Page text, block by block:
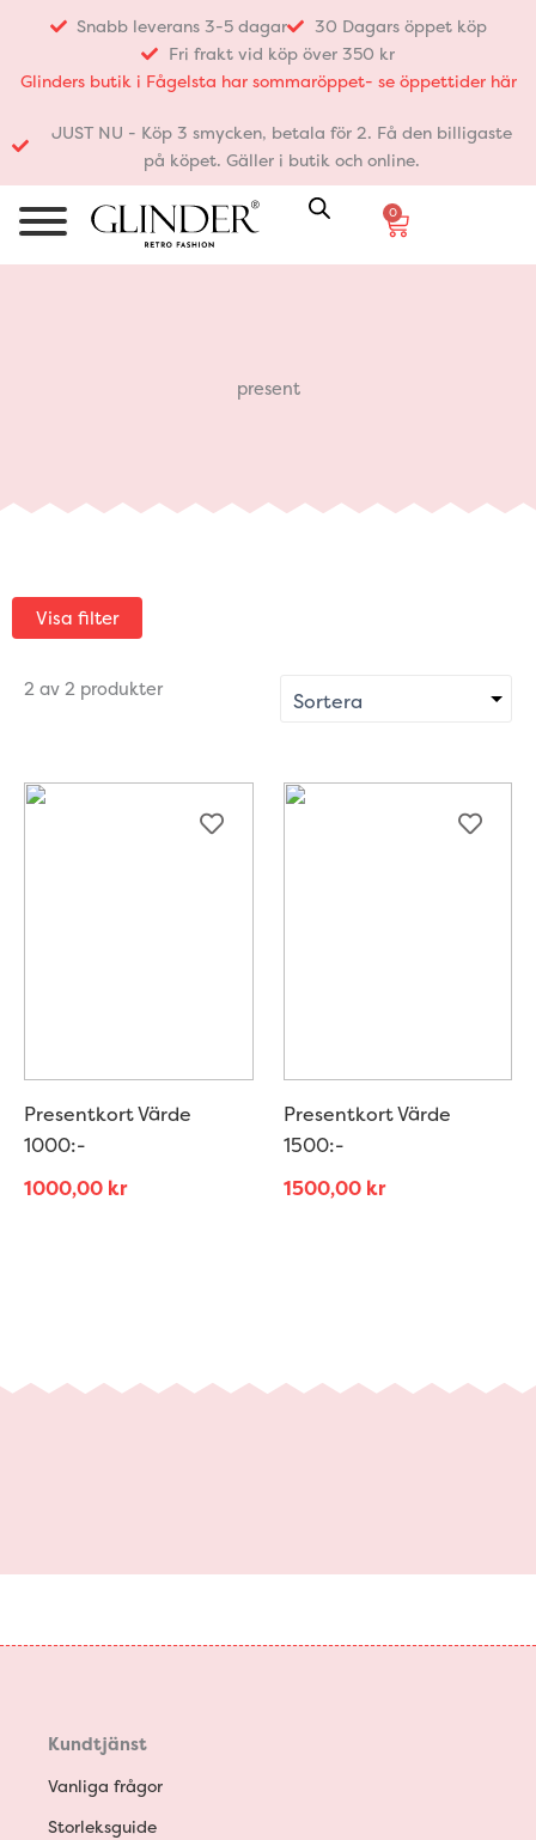
innehåll
Snabb leverans 3-5 dagar
30 Dagars öppet köp
Fri frakt vid köp över 350 kr
Glinders butik i Fågelsta har sommaröppet- se öppettider här
JUST NU - Köp 3 smycken, betala för 2. Få den billigaste
på köpet. Gäller i butik och online.
0
Varukorg
present
Visa filter
2 av 2 produkter
Presentkort Värde
1000:-
1000,00 kr
Presentkort Värde
1500:-
1500,00 kr
Kundtjänst
Vanliga frågor
Storleksguide